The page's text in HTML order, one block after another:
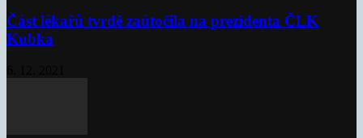
Část lékařů tvrdě zaútočila na prezidenta ČLK
Kubka